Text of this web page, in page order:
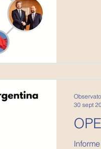
30 sept